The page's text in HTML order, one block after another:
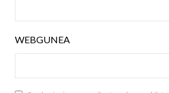
WEBGUNEA